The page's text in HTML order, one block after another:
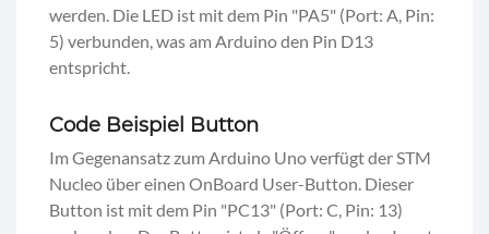
werden. Die LED ist mit dem Pin "PA5" (Port: A, Pin:
5) verbunden, was am Arduino den Pin D13
entspricht.
Code Beispiel Button
Im Gegenansatz zum Arduino Uno verfügt der STM
Nucleo über einen OnBoard User-Button. Dieser
Button ist mit dem Pin "PC13" (Port: C, Pin: 13)